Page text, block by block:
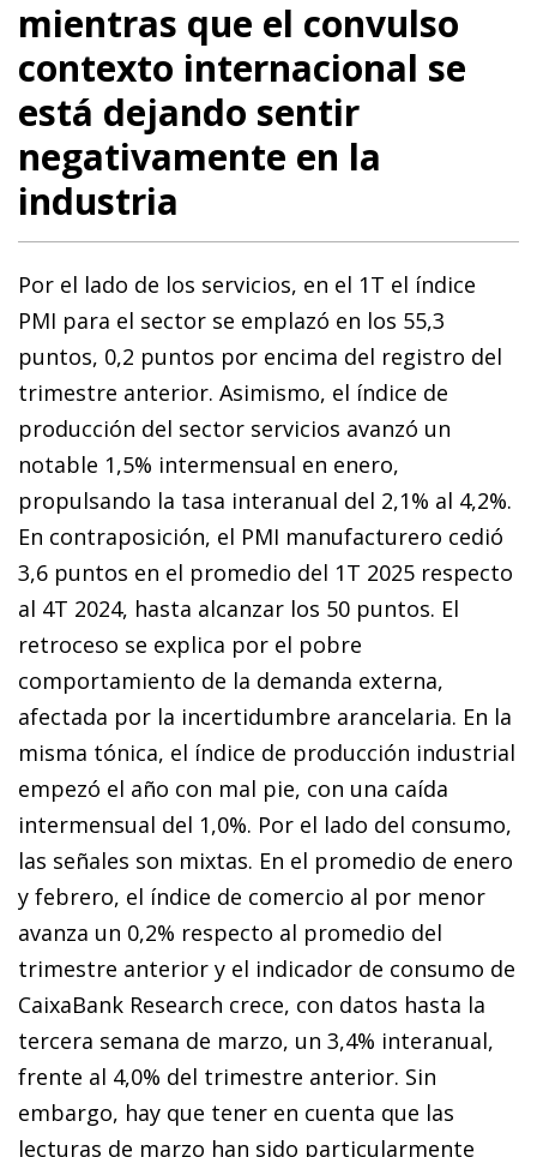
mientras que el convulso
contexto internacional se
está dejando sentir
negativamente en la
industria
Por el lado de los servicios, en el 1T el índice
PMI para el sector se emplazó en los 55,3
puntos, 0,2 puntos por encima del registro del
trimestre anterior. Asimismo, el índice de
producción del sector servicios avanzó un
notable 1,5% intermensual en enero,
propulsando la tasa interanual del 2,1% al 4,2%.
En contraposición, el PMI manufacturero cedió
3,6 puntos en el promedio del 1T 2025 respecto
al 4T 2024, hasta alcanzar los 50 puntos. El
retroceso se explica por el pobre
comportamiento de la demanda externa,
afectada por la incertidumbre arancelaria. En la
misma tónica, el índice de producción industrial
empezó el año con mal pie, con una caída
intermensual del 1,0%. Por el lado del consumo,
las señales son mixtas. En el promedio de enero
y febrero, el índice de comercio al por menor
avanza un 0,2% respecto al promedio del
trimestre anterior y el indicador de consumo de
CaixaBank Research crece, con datos hasta la
tercera semana de marzo, un 3,4% interanual,
frente al 4,0% del trimestre anterior. Sin
embargo, hay que tener en cuenta que las
lecturas de marzo han sido particularmente